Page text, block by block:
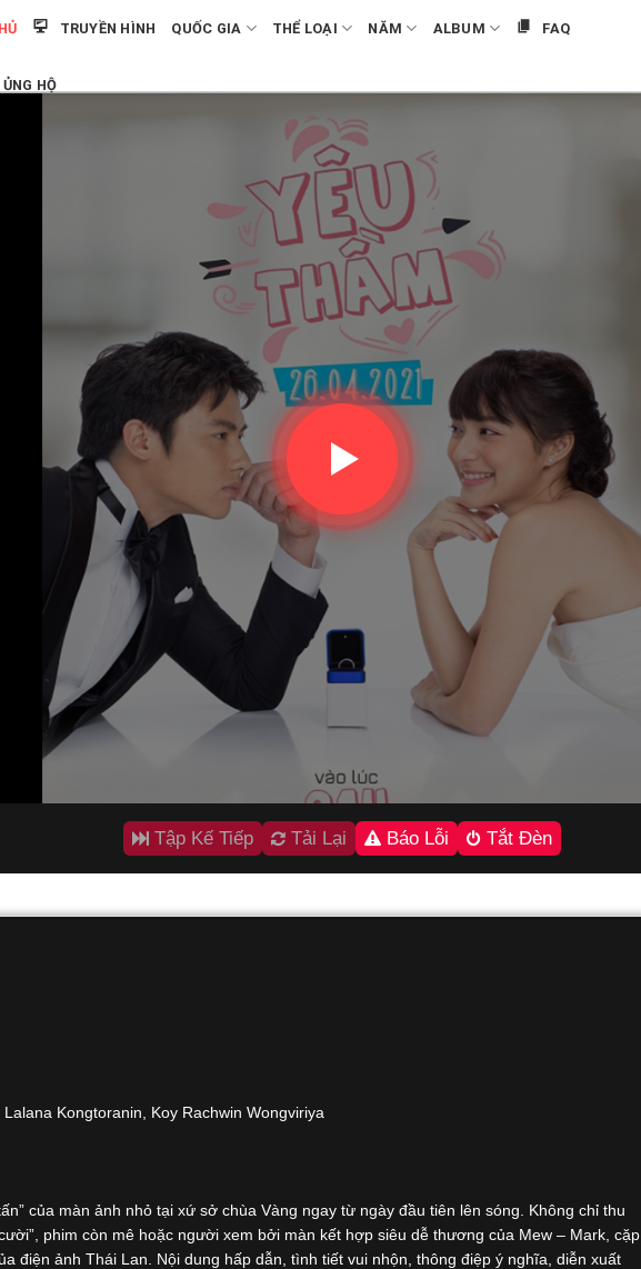
TRUYỀN HÌNH QUỐC GIA THỂ LOẠI NĂM ALBUM FAQ
HỘ
Tập Kế Tiếp Tải Lại Báo Lỗi Tắt Đèn
Kongtoranin, Koy Rachwin Wongviriya
của màn ảnh nhỏ tại xứ sở chùa Vàng ngay từ ngày đầu tiên lên sóng. Không chỉ thu
phim còn mê hoặc người xem bởi màn kết hợp siêu dễ thương của Mew – Mark, cặp
điện ảnh Thái Lan. Nội dung hấp dẫn, tình tiết vui nhộn, thông điệp ý nghĩa, diễn xuất